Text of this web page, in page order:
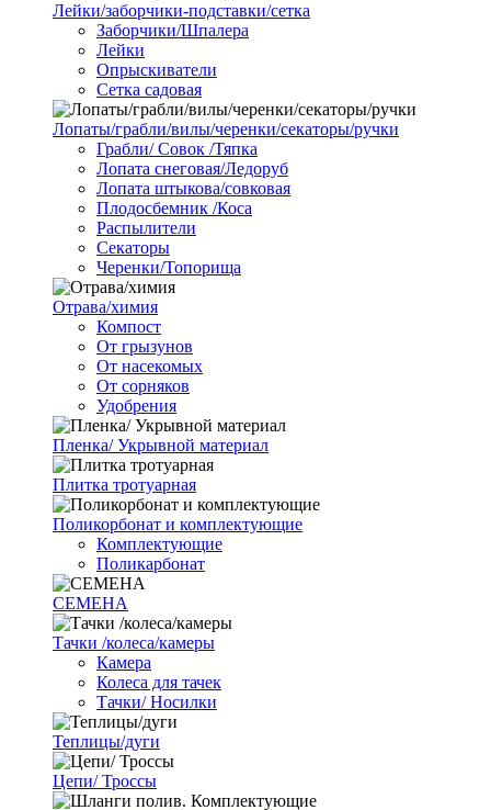
Лейки/заборчики-подставки/сетка
Заборчики/Шпалера
Лейки
Опрыскиватели
Сетка садовая
Лопаты/грабли/вилы/черенки/секаторы/ручки
Грабли/ Совок /Тяпка
Лопата снеговая/Ледоруб
Лопата штыкова/совковая
Плодосбемник /Коса
Распылители
Секаторы
Черенки/Топорища
Отрава/химия
Компост
От грызунов
От насекомых
От сорняков
Удобрения
Пленка/ Укрывной материал
Плитка тротуарная
Поликорбонат и комплектующие
Комплектующие
Поликарбонат
СЕМЕНА
Тачки /колеса/камеры
Камера
Колеса для тачек
Тачки/ Носилки
Теплицы/дуги
Цепи/ Троссы